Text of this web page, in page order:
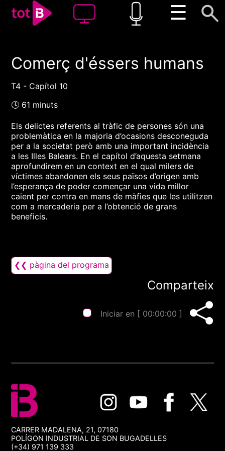
☰
00:00 00:00
Comerç d'éssers humans
T4 - Capítol 10
🕓 61 minuts
Els delictes referents al tràfic de persones són una
problemàtica en la majoria d’ocasions desconeguda
per a la societat però amb una important incidència
a les Illes Balears. En el capítol d’aquesta setmana
aprofundirem en un context en el qual milers de
víctimes abandonen els seus països d’origen amb
l’esperança de poder començar una vida millor
caient per contra en mans de màfies que les utilitzen
com a mercaderia per a l’obtenció de grans
beneficis.
❮❮ pàgina del programa
Comparteix
Iniciar en [ 00:00:00 ]
CARRER MADALENA, 21, 07180
POLÍGON INDUSTRIAL DE SON BUGADELLES
(+34) 971 139 333